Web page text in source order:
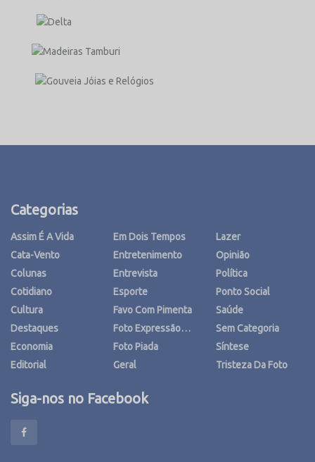
Categorias
Assim É A Vida
Cata-Vento
Colunas
Cotidiano
Cultura
Destaques
Economia
Editorial
Em Dois Tempos
Entretenimento
Entrevista
Esporte
Favo Com Pimenta
Foto Expressão…
Foto Piada
Geral
Lazer
Opinião
Política
Ponto Social
Saúde
Sem Categoria
Síntese
Tristeza Da Foto
Siga-nos no Facebook